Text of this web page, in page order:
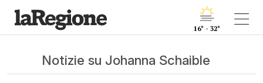
16° - 32°
Notizie su Johanna Schaible